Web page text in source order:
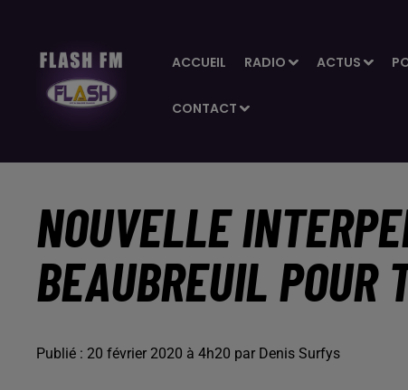
ACCUEIL RADIO ACTUS
CONTACT
NOUVELLE
BEAUBREUIL POUR
Publié : 20 février 2020 à 4h20 par Denis Surfys